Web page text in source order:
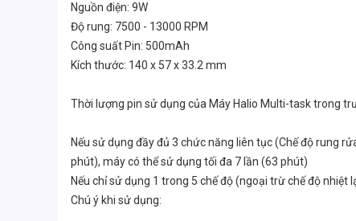
Nguồn điện: 9W
Độ rung: 7500 - 13000 RPM
Công suất Pin: 500mAh
Kích thước: 140 x 57 x 33.2 mm
Thời lượng pin sử dụng của Máy Halio Multi-task trong
Nếu sử dụng đầy đủ 3 chức năng liên tục (Chế độ rung
phút), máy có thể sử dụng tối đa 7 lần (63 phút)
Nếu chỉ sử dụng 1 trong 5 chế độ (ngoại trừ chế độ
Chú ý khi sử dụng: